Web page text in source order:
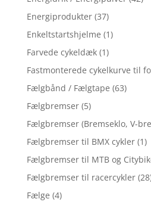
Energiprodukter (37)
Enkeltstartshjelme (1)
Farvede cykeldæk (1)
Fastmonterede cykelkurve til
Fælgbånd / Fælgtape (63)
Fælgbremser (5)
Fælgbremser (Bremseklo, V-
Fælgbremser til BMX cykler (1)
Fælgbremser til MTB og
Fælgbremser til racercykler
Fælge (4)